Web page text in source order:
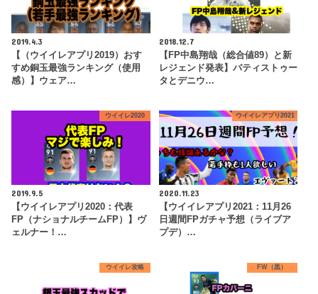
2019.4.3
【（ウイイレアプリ2019）おす
すめ銅玉最強ランキング（使用
感）】ウェア…
2018.12.7
【FP中島翔哉（総合値89）と新
レジェンド発表】バティストゥー
タとデニウ…
ウイイレ2020
2019.9.5
【ウイイレアプリ2020：代表
FP（ナショナルチームFP）】ヴ
ェルナー！…
ウイイレアプリ2021
2020.11.23
【ウイイレアプリ2021：11月26
日週間FPガチャ予想（ライブア
プデ）…
ウイイレ攻略 FW（黒）